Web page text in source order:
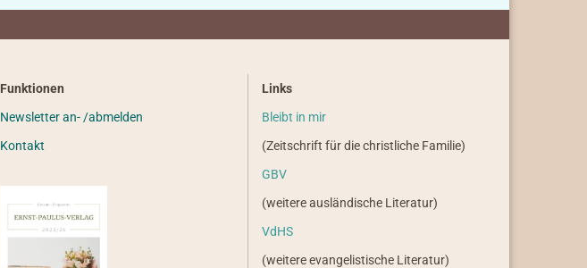
Funktionen
Newsletter an- /abmelden
Kontakt
Links
Bleibt in mir
(Zeitschrift für die christliche Familie)
GBV
(weitere ausländische Literatur)
VdHS
(weitere evangelistische Literatur)